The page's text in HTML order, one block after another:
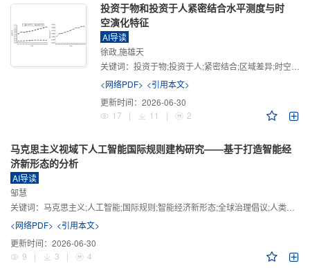
投资于物和投资于人紧密结合水平测度与时
空演化特征
AI导读
徐政,施雄天
关键词： 投资于物;投资于人;紧密结合;区域差异;时空演化
<网络PDF> <引用本文>
更新时间： 2026-06-30
17
| 11 | 2
马克思主义视域下人工智能国际规则建构研究——基于打造智能经
济新形态的分析
AI导读
邹慧
关键词： 马克思主义;人工智能;国际规则;智能经济新形态;全球治理倡议;人类命运共同体
<网络PDF> <引用本文>
更新时间： 2026-06-30
9
| 3 | 4